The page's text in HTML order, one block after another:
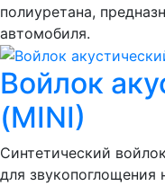
полиуретана,
автомобиля.
Войлок
(MINI)
Синтетический
для звукопоглощения